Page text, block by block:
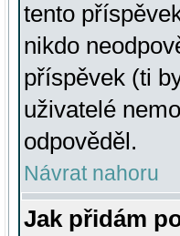
tento
nikdo
příspěvek (ti
uživatelé
odpověděl.
Návrat nahoru
Jak přidám